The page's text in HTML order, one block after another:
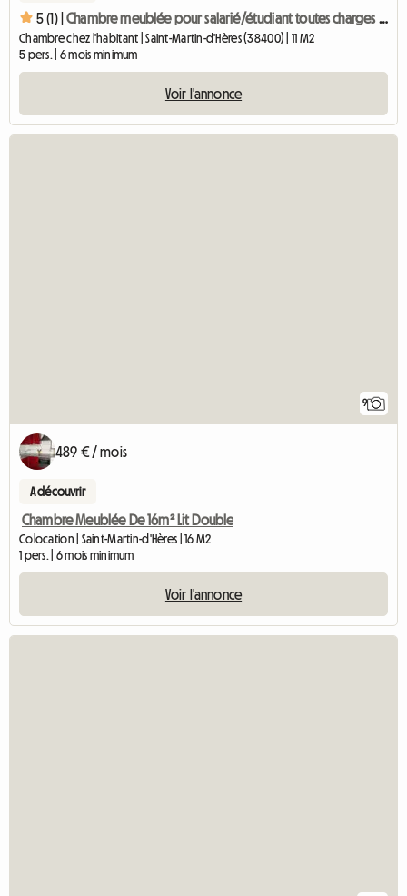
5 (1) | Chambre meublée pour salarié/étudiant toutes charges incluse
Chambre chez l'habitant | Saint-Martin-d'Hères (38400) | 11 M2
5 pers. | 6 mois minimum
Voir l'annonce
9
489 € / mois
A découvrir
Chambre Meublée De 16m² Lit Double
Colocation | Saint-Martin-d'Hères | 16 M2
1 pers. | 6 mois minimum
Voir l'annonce